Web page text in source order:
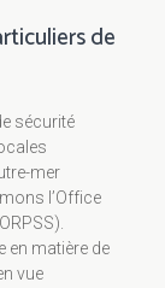
de
sécurité
mer
l’Office
en matière de
vue